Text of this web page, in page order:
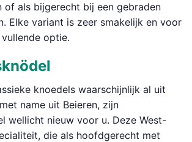
of als bijgerecht bij een gebraden
Elke variant is zeer smakelijk en voor
optie.
knoedels waarschijnlijk al uit
name uit Beieren, zijn
wellicht nieuw voor u. Deze West-
die als hoofdgerecht met